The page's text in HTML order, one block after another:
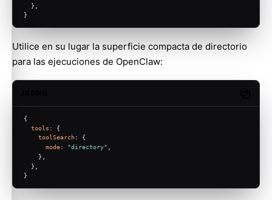
  },
}
Utilice en su lugar la superficie compacta de directorio
para las ejecuciones de OpenClaw:
{
tools : {
toolSearch: {
mode: "directory"
    },
  },
}